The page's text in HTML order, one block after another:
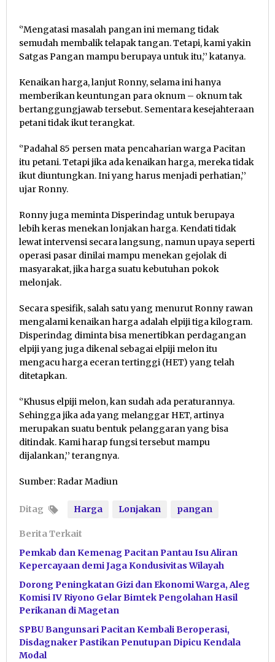
‘’Mengatasi masalah pangan ini memang tidak
semudah membalik telapak tangan. Tetapi, kami yakin
Satgas Pangan mampu berupaya untuk itu,’’ katanya.
Kenaikan harga, lanjut Ronny, selama ini hanya
memberikan keuntungan para oknum – oknum tak
bertanggungjawab tersebut. Sementara kesejahteraan
petani tidak ikut terangkat.
‘’Padahal 85 persen mata pencaharian warga Pacitan
itu petani. Tetapi jika ada kenaikan harga, mereka tidak
ikut diuntungkan. Ini yang harus menjadi perhatian,’’
ujar Ronny.
Ronny juga meminta Disperindag untuk berupaya
lebih keras menekan lonjakan harga. Kendati tidak
lewat intervensi secara langsung, namun upaya seperti
operasi pasar dinilai mampu menekan gejolak di
masyarakat, jika harga suatu kebutuhan pokok
melonjak.
Secara spesifik, salah satu yang menurut Ronny rawan
mengalami kenaikan harga adalah elpiji tiga kilogram.
Disperindag diminta bisa menertibkan perdagangan
elpiji yang juga dikenal sebagai elpiji melon itu
mengacu harga eceran tertinggi (HET) yang telah
ditetapkan.
‘’Khusus elpiji melon, kan sudah ada peraturannya.
Sehingga jika ada yang melanggar HET, artinya
merupakan suatu bentuk pelanggaran yang bisa
ditindak. Kami harap fungsi tersebut mampu
dijalankan,’’ terangnya.
Sumber: Radar Madiun
Ditag Harga Lonjakan pangan
Berita Terkait
Pemkab dan Kemenag Pacitan Pantau Isu Aliran
Kepercayaan demi Jaga Kondusivitas Wilayah
Dorong Peningkatan Gizi dan Ekonomi Warga, Aleg
Komisi IV Riyono Gelar Bimtek Pengolahan Hasil
Perikanan di Magetan
SPBU Bangunsari Pacitan Kembali Beroperasi,
Disdagnaker Pastikan Penutupan Dipicu Kendala
Modal